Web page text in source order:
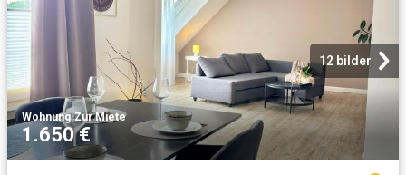
12 bilder
Wohnung·Zur Miete
1.650 €